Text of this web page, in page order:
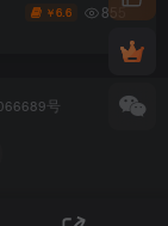
￥6.6 855
号